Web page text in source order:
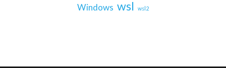
Windows wsl wsl2